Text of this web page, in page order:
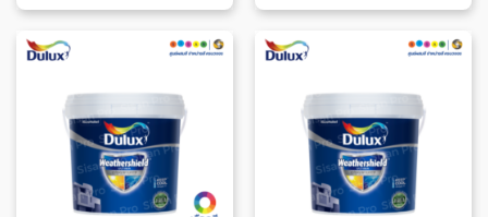
product
variants.
The
options
may
be
chosen
product
variants.
The
options
may
be
chosen